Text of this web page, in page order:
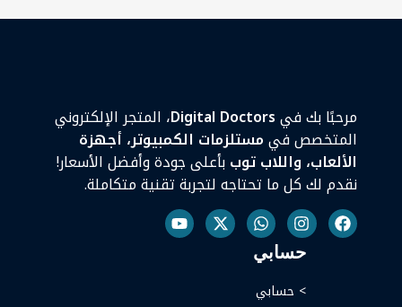
مرحبًا بك فيDigital Doctors، المتجر الإلكتروني
المتخصص فيمستلزمات الكمبيوتر، أجهزة
الألعاب، واللاب توببأعلى جودة وأفضل الأسعار!
نقدم لك كل ما تحتاجه لتجربة تقنية متكاملة.
حسابي
> حسابي